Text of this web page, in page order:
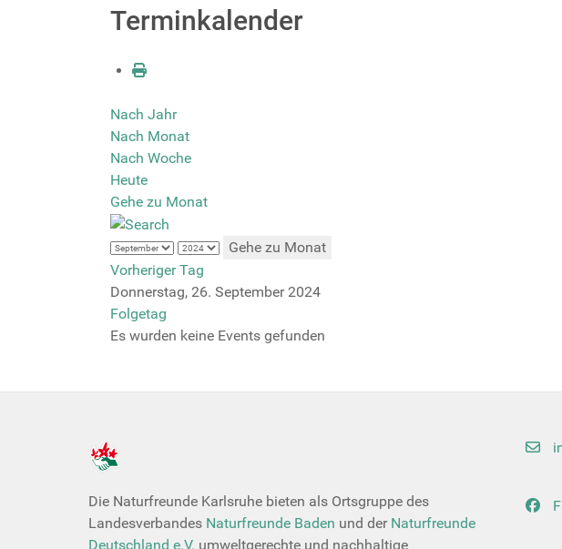
Terminkalender
Nach Jahr
Nach Monat
Nach Woche
Heute
Gehe zu Monat
Gehe zu Monat
Vorheriger Tag
Donnerstag, 26. September 2024
Folgetag
Es wurden keine Events gefunden
Die Naturfreunde Karlsruhe bieten als Ortsgruppe des
Landesverbandes Naturfreunde Baden und der Naturfreunde
Deutschland e.V. umweltgerechte und nachhaltige